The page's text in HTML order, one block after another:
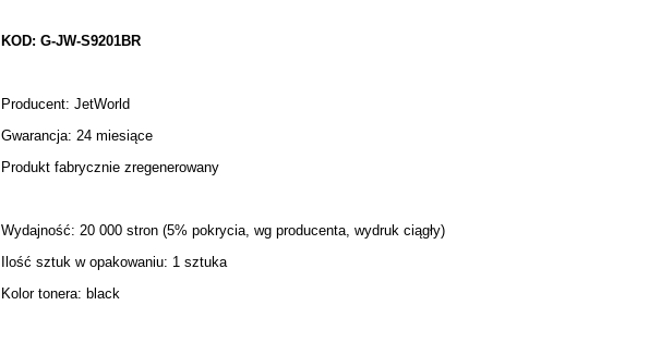
KOD: G-JW-S9201BR
Producent: JetWorld
Gwarancja: 24 miesiące
Produkt fabrycznie zregenerowany
Wydajność: 20 000 stron (5% pokrycia, wg producenta, wydruk ciągły)
Ilość sztuk w opakowaniu: 1 sztuka
Kolor tonera: black